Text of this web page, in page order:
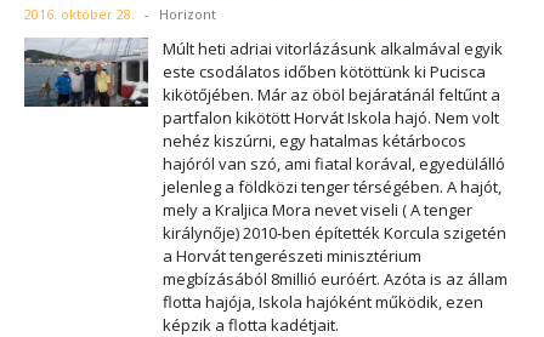
2016. október 28. - Horizont
Múlt heti adriai vitorlázásunk alkalmával egyik
este csodálatos időben kötöttünk ki Pucisca
kikötőjében. Már az öböl bejáratánál feltűnt a
partfalon kikötött Horvát Iskola hajó. Nem volt
nehéz kiszúrni, egy hatalmas kétárbocos
hajóról van szó, ami fiatal korával, egyedülálló
jelenleg a földközi tenger térségében. A hajót,
mely a Kraljica Mora nevet viseli ( A tenger
királynője) 2010-ben építették Korcula szigetén
a Horvát tengerészeti minisztérium
megbízásából 8millió euróért. Azóta is az állam
flotta hajója, Iskola hajóként működik, ezen
képzik a flotta kadétjait.